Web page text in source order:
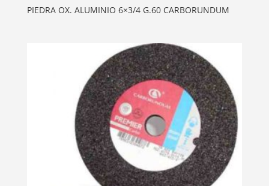
PIEDRA OX. ALUMINIO 6×3/4 G.60 CARBORUNDUM